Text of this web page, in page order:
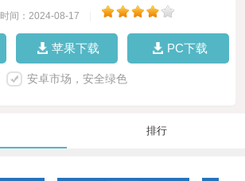
时间：2024-08-17
苹果下载 PC下载
安卓市场，安全绿色
排行